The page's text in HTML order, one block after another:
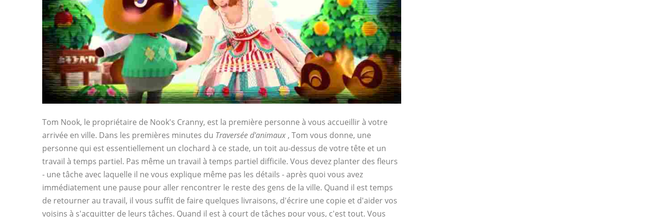
Tom Nook, le propriétaire de Nook's Cranny, est la première personne à vous accueillir à votre
arrivée en ville. Dans les premières minutes du Traversée d'animaux , Tom vous donne, une
personne qui est essentiellement un clochard à ce stade, un toit au-dessus de votre tête et un
travail à temps partiel. Pas même un travail à temps partiel difficile. Vous devez planter des fleurs
- une tâche avec laquelle il ne vous explique même pas les détails - après quoi vous avez
immédiatement une pause pour aller rencontrer le reste des gens de la ville. Quand il est temps
de retourner au travail, il vous suffit de faire quelques livraisons, d'écrire une copie et d'aider vos
voisins à s'acquitter de leurs tâches. Quand il est à court de tâches pour vous, c'est tout. Vous